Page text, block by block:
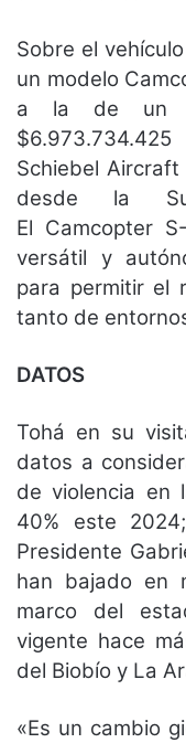
Sobre el
un modelo
a la de un
Schiebel
desde la
El Camcopter
versátil y
para permitir el
tanto de
DATOS
Tohá en su
datos a
de violencia en
40% este
Presidente
han bajado en
marco del
vigente hace
del Biobío y La
«Es un cambio